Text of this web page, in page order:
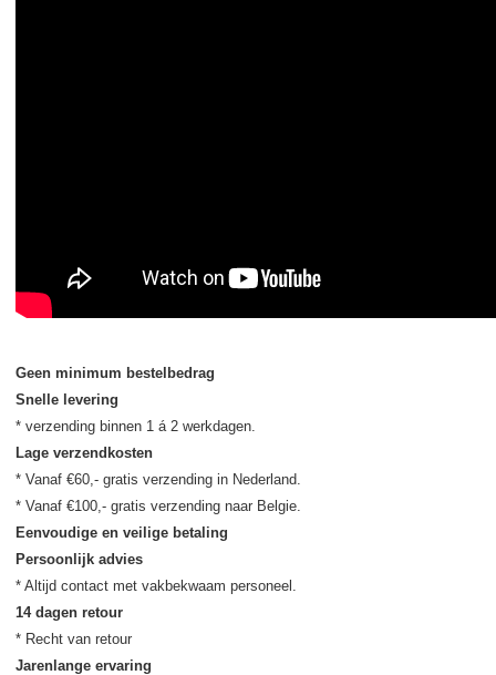
Geen minimum bestelbedrag
Snelle levering
Lage verzendkosten
* Vanaf €60,- gratis verzending in Nederland.
Eenvoudige en veilige betaling
Persoonlijk advies
14 dagen retour
Jarenlange ervaring